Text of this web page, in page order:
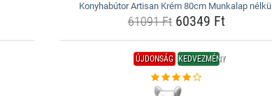
Konyhabútor Artisan Krém 80cm Munkalap nélkül
61091 Ft60349 Ft
ÚJDONSÁG KEDVEZMÉNY